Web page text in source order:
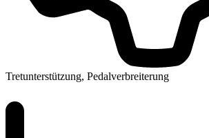
Tretunterstützung, Pedalverbreiterung